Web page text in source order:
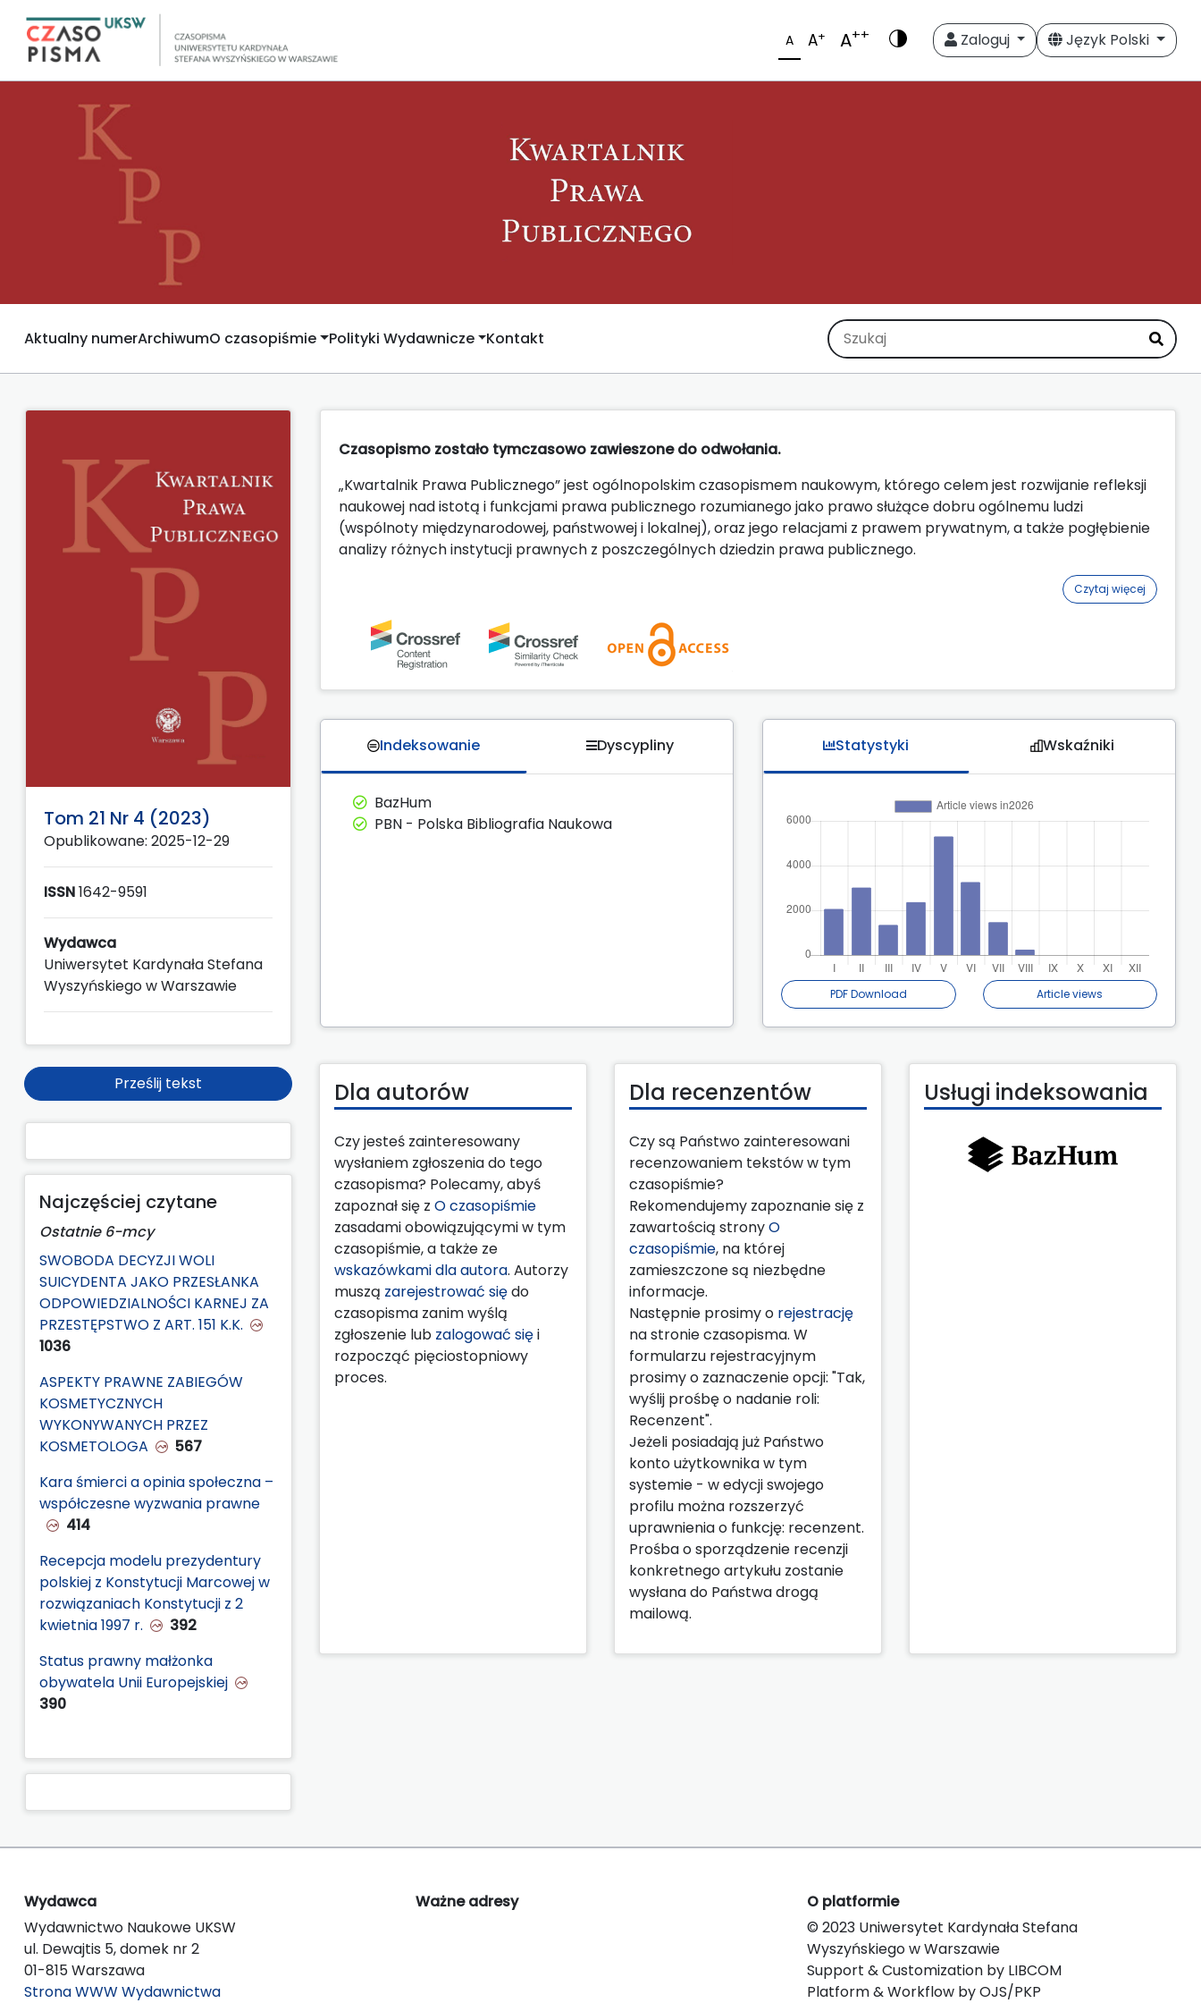
A A+ A++ Zaloguj Język Polski
Aktualny numerArchiwumO czasopiśmie Polityki Wydawnicze Kontakt
Tom 21 Nr 4 (2023)
Opublikowane: 2025-12-29
ISSN1642-9591
Wydawca
Uniwersytet Kardynała Stefana
Wyszyńskiego w Warszawie
Prześlij tekst
Najczęściej czytane
Ostatnie 6-mcy
SWOBODA DECYZJI WOLI
SUICYDENTA JAKO PRZESŁANKA
ODPOWIEDZIALNOŚCI KARNEJ ZA
PRZESTĘPSTWO Z ART. 151 K.K.
1036
ASPEKTY PRAWNE ZABIEGÓW
KOSMETYCZNYCH
WYKONYWANYCH PRZEZ
KOSMETOLOGA
567
Kara śmierci a opinia społeczna –
współczesne wyzwania prawne
414
Recepcja modelu prezydentury
polskiej z Konstytucji Marcowej w
rozwiązaniach Konstytucji z 2
kwietnia 1997 r.
392
Status prawny małżonka
obywatela Unii Europejskiej
390
Czasopismo zostało tymczasowo zawieszone do odwołania.
„Kwartalnik Prawa Publicznego” jest ogólnopolskim czasopismem naukowym, którego celem jest rozwijanie refleksji
naukowej nad istotą i funkcjami prawa publicznego rozumianego jako prawo służące dobru ogólnemu ludzi
(wspólnoty międzynarodowej, państwowej i lokalnej), oraz jego relacjami z prawem prywatnym, a także pogłębienie
analizy różnych instytucji prawnych z poszczególnych dziedzin prawa publicznego.
Czytaj więcej
Indeksowanie Dyscypliny
BazHum
PBN - Polska Bibliografia Naukowa
Statystyki Wskaźniki
PDF Download Article views
Dla autorów
Czy jesteś zainteresowany
wysłaniem zgłoszenia do tego
czasopisma? Polecamy, abyś
zapoznał się z O czasopiśmie
zasadami obowiązującymi w tym
czasopiśmie, a także ze
wskazówkami dla autora. Autorzy
muszą zarejestrować siędo
czasopisma zanim wyślą
zgłoszenie lub zalogować sięi
rozpocząć pięciostopniowy
proces.
Dla recenzentów
Czy są Państwo zainteresowani
recenzowaniem tekstów w tym
czasopiśmie?
Rekomendujemy zapoznanie się z
zawartością stronyO
czasopiśmie, na której
zamieszczone są niezbędne
informacje.
Następnie prosimy o rejestrację
na stronie czasopisma. W
formularzu rejestracyjnym
prosimy o zaznaczenie opcji: "Tak,
wyślij prośbę o nadanie roli:
Recenzent".
Jeżeli posiadają już Państwo
konto użytkownika w tym
systemie - w edycji swojego
profilu można rozszerzyć
uprawnienia o funkcję: recenzent.
Prośba o sporządzenie recenzji
konkretnego artykułu zostanie
wysłana do Państwa drogą
mailową.
Usługi indeksowania
Wydawca
Wydawnictwo Naukowe UKSW
ul. Dewajtis 5, domek nr 2
01-815 Warszawa
Strona WWW Wydawnictwa
Ważne adresy
O platformie
© 2023 Uniwersytet Kardynała Stefana
Wyszyńskiego w Warszawie
Support & Customization by LIBCOM
Platform & Workflow by OJS/PKP